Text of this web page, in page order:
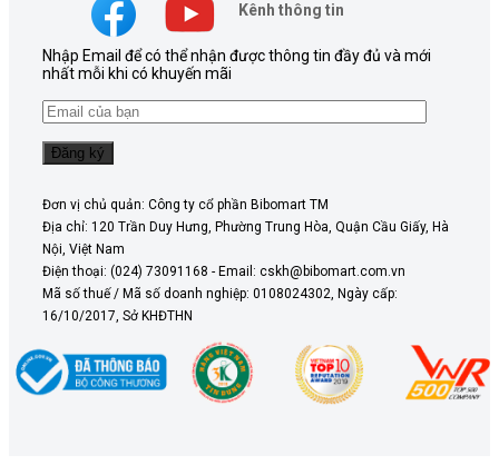
Kênh thông tin
Nhập Email để có thể nhận được thông tin đầy đủ và mới
nhất mỗi khi có khuyến mãi
Đơn vị chủ quản: Công ty cổ phần Bibomart TM
Địa chỉ: 120 Trần Duy Hưng, Phường Trung Hòa, Quận Cầu Giấy, Hà
Nội, Việt Nam
Điện thoại: (024) 73091168 - Email: cskh@bibomart.com.vn
Mã số thuế / Mã số doanh nghiệp: 0108024302, Ngày cấp:
16/10/2017, Sở KHĐTHN